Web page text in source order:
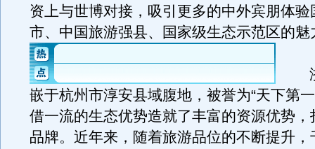
资上与世博对接，吸引更多的中外宾朋体验
市、中国旅游强县、国家级生态示范区的魅
浙
嵌于杭州市淳安县域腹地，被誉为“天下第
借一流的生态优势造就了丰富的资源优势，
品牌。近年来，随着旅游品位的不断提升，